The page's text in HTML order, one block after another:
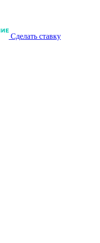
Сделать ставку